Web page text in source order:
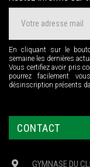
En cliquant sur le
semaine les dernières
Vous certifiez avoir pris
pourrez facilement
désinscription présents
CONTACT
GYMNASE DU